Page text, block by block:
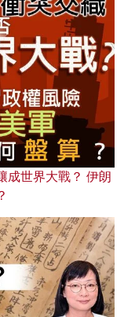
成世界大戰？ 伊朗